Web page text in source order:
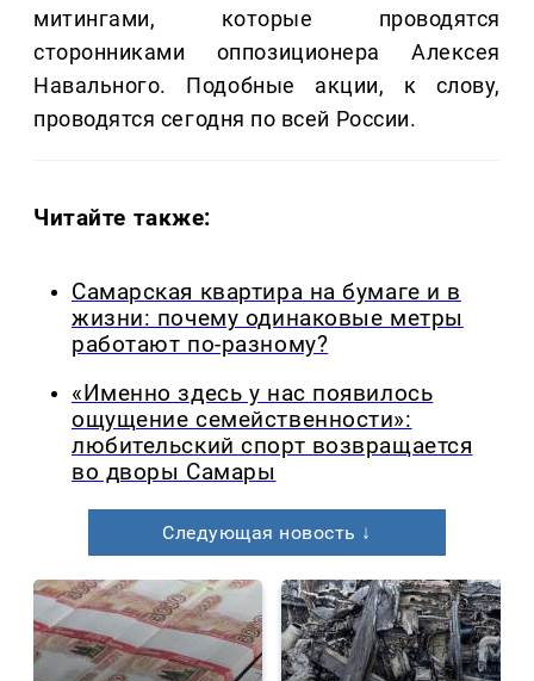
митингами, которые проводятся
сторонниками оппозиционера Алексея
Навального. Подобные акции, к слову,
проводятся сегодня по всей России.
Читайте также:
Самарская квартира на бумаге и в
жизни: почему одинаковые метры
работают по-разному?
«Именно здесь у нас появилось
ощущение семейственности»:
любительский спорт возвращается
во дворы Самары
Следующая новость ↓